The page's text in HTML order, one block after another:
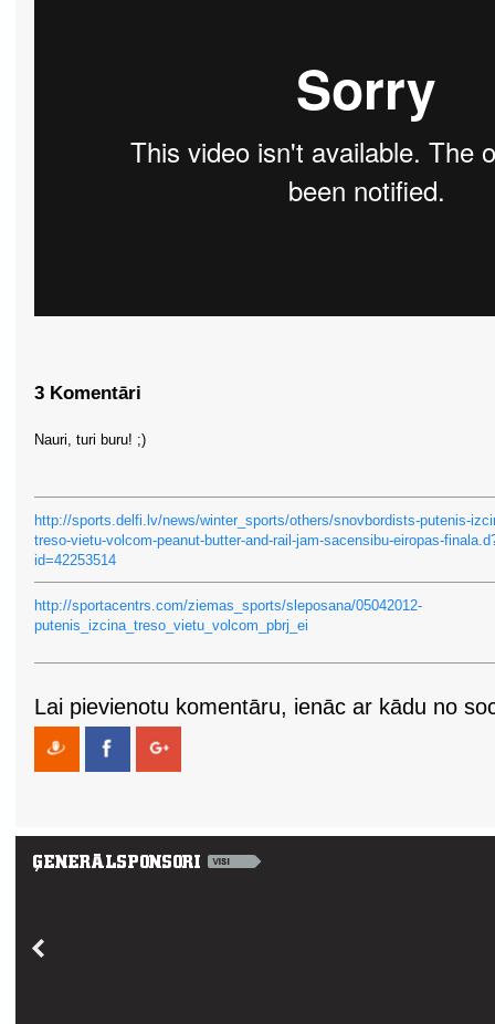
3 Komentāri
Nauri, turi buru! ;)
http://sports.delfi.lv/news/winter_sports/others/snovbordists-putenis-
treso-vietu-volcom-peanut-butter-and-rail-jam-sacensibu-eiropas-
id=42253514
http://sportacentrs.com/ziemas_sports/sleposana/05042012-
putenis_izcina_treso_vietu_volcom_pbrj_ei
Lai pievienotu komentāru, ienāc ar kādu no